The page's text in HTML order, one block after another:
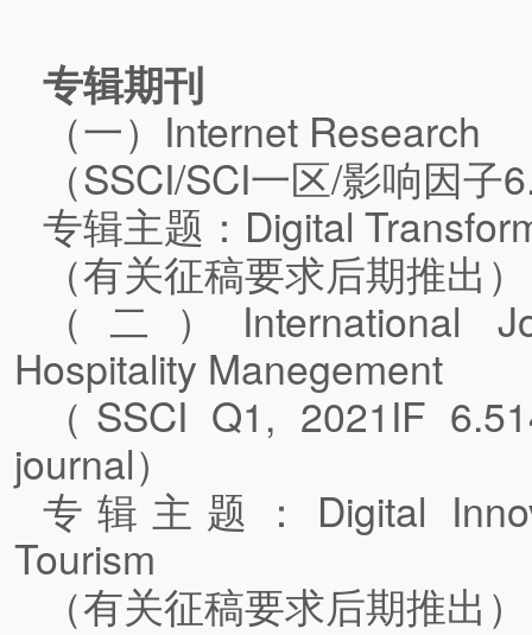
专辑期刊
（一）Internet Research
（SSCI/SCI一区/影响因子
专辑主题：Digital
（有关征稿要求后期推出）
（二）International
Hospitality Manegement
（SSCI Q1, 2021IF
journal）
专辑主题：Digital
Tourism
（有关征稿要求后期推出）